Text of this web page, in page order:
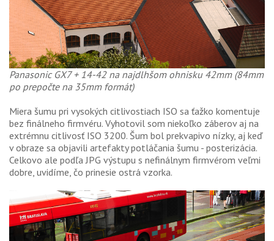
Panasonic GX7 + 14-42 na najdlhšom ohnisku 42mm (84mm
po prepočte na 35mm formát)
Miera šumu pri vysokých citlivostiach ISO sa ťažko komentuje
bez finálneho firmvéru. Vyhotovil som niekoľko záberov aj na
extrémnu citlivosť ISO 3200. Šum bol prekvapivo nízky, aj keď
v obraze sa objavili artefakty potláčania šumu - posterizácia.
Celkovo ale podľa JPG výstupu s nefinálnym firmvérom veľmi
dobre, uvidíme, čo prinesie ostrá vzorka.